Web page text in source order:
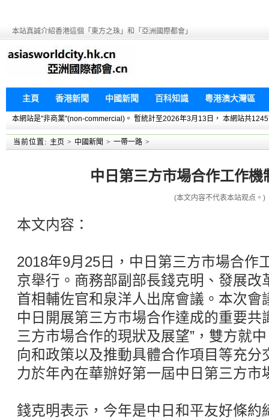
本站真誠介紹香港這個「東方之珠」和「亞洲國際都會」
主頁 香港新聞 中國新聞 百科知識 粵港澳大灣區
本網站是"非商業"(non-commercial)。 暫統計至2026年3月13日， 本網站共
当前位置: 主页 > 中國新聞 > 一帶一路 >
中日第三方市場合作工作機
(本文内容不代表本站观点。)
本文内容：
2018年9月25日，中日第三方市場合作
京舉行。商務部副部長錢克明、發展改
首相輔佐官和泉洋人出席會議。本次會
中日開展第三方市場合作達成的重要共
三方市場合作的現狀及展望”，雙方就
向和政策以及推動具體合作項目等充分
力於年內在華辦好第一屆中日第三方市
錢克明表示，今年是中日和平友好條約